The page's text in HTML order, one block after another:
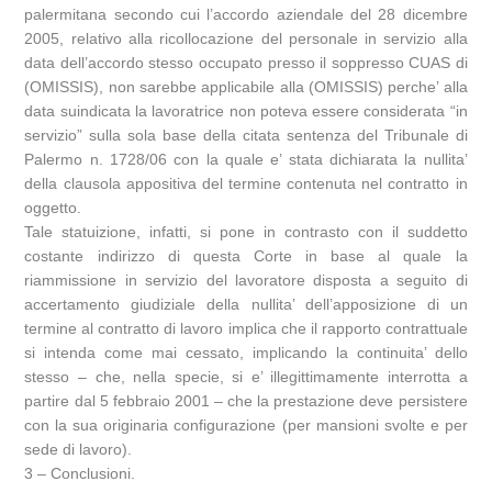
palermitana secondo cui l’accordo aziendale del 28 dicembre
2005, relativo alla ricollocazione del personale in servizio alla
data dell’accordo stesso occupato presso il soppresso CUAS di
(OMISSIS), non sarebbe applicabile alla (OMISSIS) perche’ alla
data suindicata la lavoratrice non poteva essere considerata “in
servizio” sulla sola base della citata sentenza del Tribunale di
Palermo n. 1728/06 con la quale e’ stata dichiarata la nullita’
della clausola appositiva del termine contenuta nel contratto in
oggetto.
Tale statuizione, infatti, si pone in contrasto con il suddetto
costante indirizzo di questa Corte in base al quale la
riammissione in servizio del lavoratore disposta a seguito di
accertamento giudiziale della nullita’ dell’apposizione di un
termine al contratto di lavoro implica che il rapporto contrattuale
si intenda come mai cessato, implicando la continuita’ dello
stesso – che, nella specie, si e’ illegittimamente interrotta a
partire dal 5 febbraio 2001 – che la prestazione deve persistere
con la sua originaria configurazione (per mansioni svolte e per
sede di lavoro).
3 – Conclusioni.